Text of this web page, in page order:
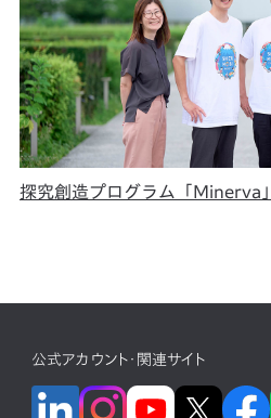
探究創造プログラム「Minerva」
公式アカウント・関連サイト